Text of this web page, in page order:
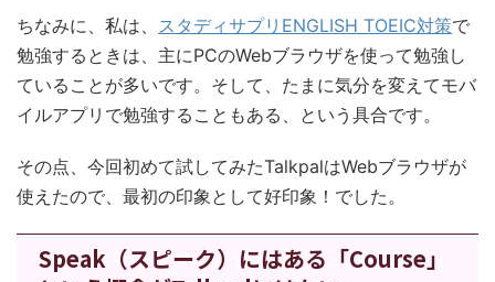
ちなみに、私は、 スタディサプリENGLISH TOEIC対策で
勉強するときは、主にPCのWebブラウザを使って勉強し
ていることが多いです。そして、たまに気分を変えてモバ
イルアプリで勉強することもある、という具合です。
その点、今回初めて試してみたTalkpalはWebブラウザが
使えたので、最初の印象として好印象！でした。
Speak（スピーク）にはある「Course」